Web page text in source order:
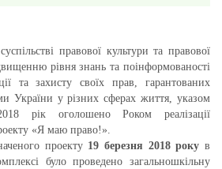
правової культури та правової
рівня знань та поінформованості
та захисту своїх прав, гарантованих
України у різних сферах життя, указом
рік оголошено Роком реалізації
«Я маю право!».
проекту 19 березня 2018 року в
було проведено загальношкільну